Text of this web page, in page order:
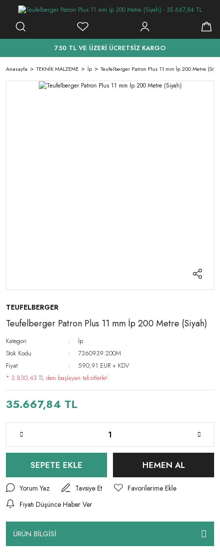
750 TL VE ÜZERİ ÜCRETSİZ KARGO
Anasayfa TEKNİK MALZEME İp Teufelberger Patron Plus 11 mm İp 200 Metre
TEUFELBERGER
Teufelberger Patron Plus 11 mm İp 200 Metre (Siyah)
Kategori
İp
Stok Kodu
7360939.200M
Fiyat
590,91 EUR + KDV
* 3.830,43 TL den başlayan taksitlerle!
35.667,84 TL
SEPETE EKLE HEMEN AL
Yorum Yaz
Tavsiye Et
Fiyatı Düşünce Haber Ver
ÜRÜN BİLGİSİ